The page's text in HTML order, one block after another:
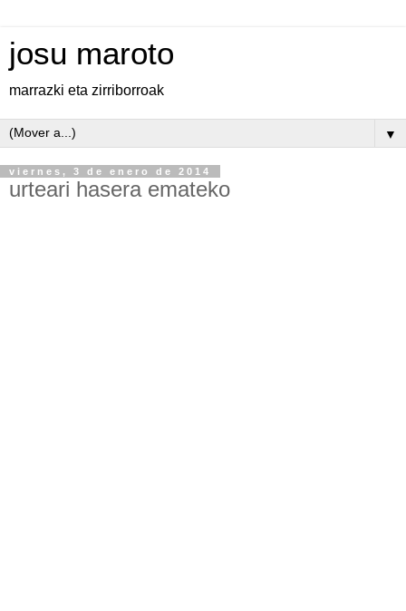
josu maroto
marrazki eta zirriborroak
▼
viernes, 3 de enero de 2014
urteari hasera emateko